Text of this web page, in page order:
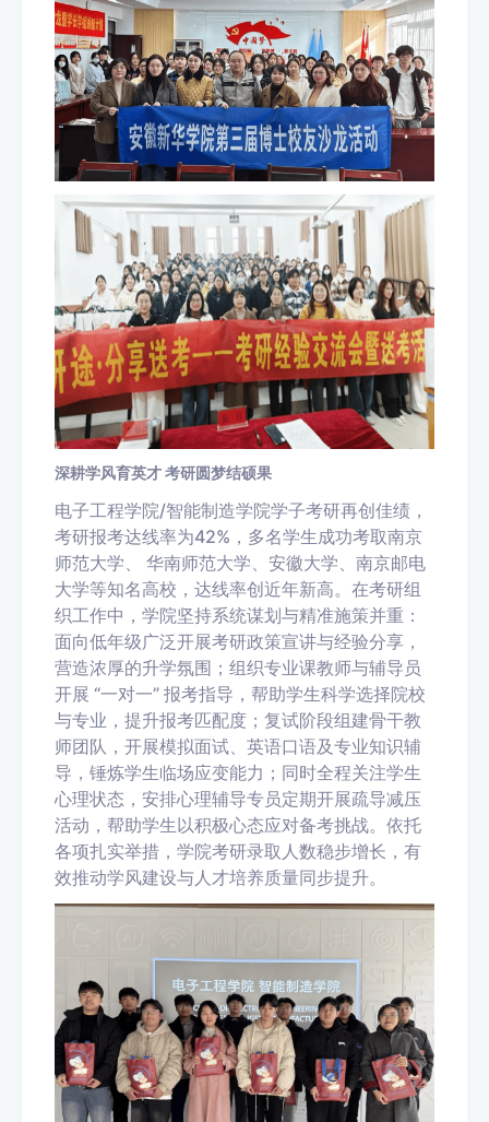
深耕学风育英才 考研圆梦结硕果
电子工程学院/智能制造学院学子考研再创佳绩，
考研报考达线率为42%，多名学生成功考取南京
师范大学、 华南师范大学、安徽大学、南京邮电
大学等知名高校，达线率创近年新高。在考研组
织工作中，学院坚持系统谋划与精准施策并重：
面向低年级广泛开展考研政策宣讲与经验分享，
营造浓厚的升学氛围；组织专业课教师与辅导员
开展 “一对一” 报考指导，帮助学生科学选择院校
与专业，提升报考匹配度；复试阶段组建骨干教
师团队，开展模拟面试、英语口语及专业知识辅
导，锤炼学生临场应变能力；同时全程关注学生
心理状态，安排心理辅导专员定期开展疏导减压
活动，帮助学生以积极心态应对备考挑战。依托
各项扎实举措，学院考研录取人数稳步增长，有
效推动学风建设与人才培养质量同步提升。